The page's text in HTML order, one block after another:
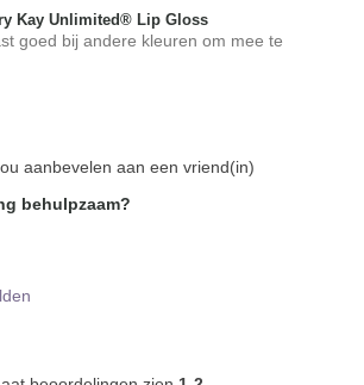
Kay Unlimited® Lip Gloss
goed bij andere kleuren om mee te
merken
aanbevelen aan een vriend(in)
behulpzaam?